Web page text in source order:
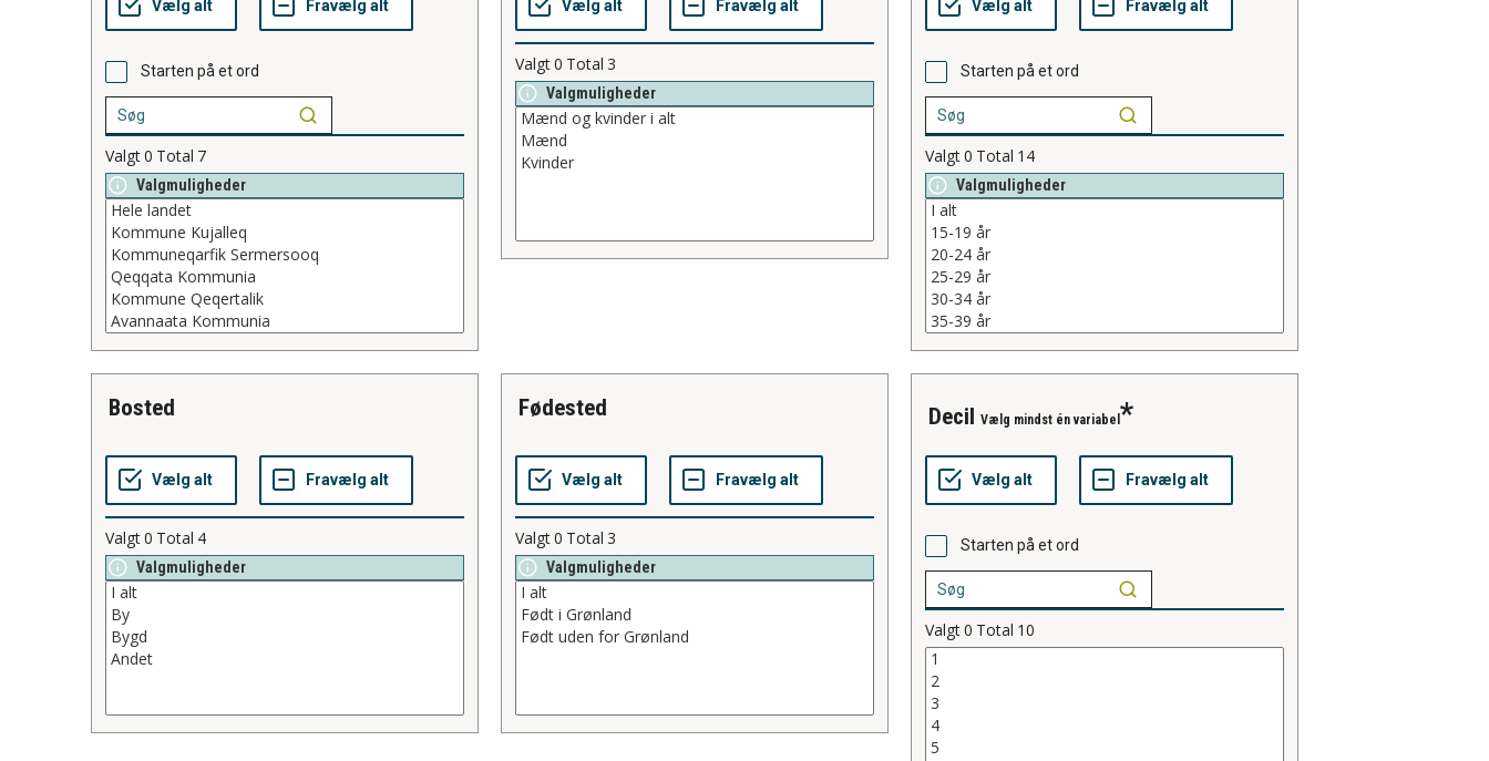
Starten på et ord
Valgt0 Total 7
Valgmuligheder
Valgt0 Total 3
Valgmuligheder
Starten på et ord
Valgt0 Total 14
Valgmuligheder
bosted
Valgt0 Total 4
Valgmuligheder
fødested
Valgt0 Total 3
Valgmuligheder
decil Vælg mindst én variabel
Starten på et ord
Valgt0 Total 10